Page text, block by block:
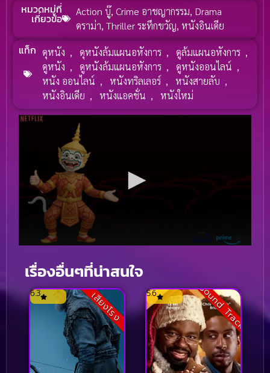
หมวดหมู่ที่
เกี่ยวข้อ
Action บู๊,Crime อาชญากรรม, Drama
ดราม่า,Thriller ระทึกขวัญ,หนังอินเดีย
แท็ก ดุหนัง , ดุหนังล้มแผนอหังการ , ดูล้มแผนอหังการ ,
ดูหนัง , ดูหนังล้มแผนอหังการ , ดูหนังออนไลน์ ,
หนัง ออนไลน์ , หนังทริลเลอร์ , หนังสายลับ ,
หนังอินเดีย , หนังแอคชั่น , หนังใหม่
เรื่องอื่นๆที่น่าสนใจ
เสียงโรง
6.3 Sound Track
5.6